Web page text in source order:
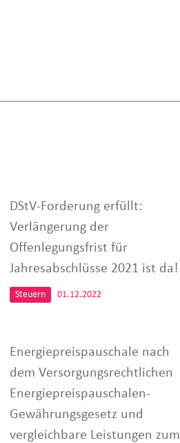
DStV-Forderung erfüllt:
Verlängerung der
Offenlegungsfrist für
Jahresabschlüsse 2021 ist da!
Steuern 01.12.2022
Energiepreispauschale nach
dem Versorgungsrechtlichen
Energiepreispauschalen-
Gewährungsgesetz und
vergleichbare Leistungen zum